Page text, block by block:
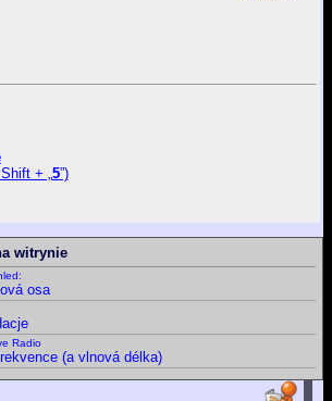
+ „ 5”)
witrynie
osa
Radio
(a vlnová délka)